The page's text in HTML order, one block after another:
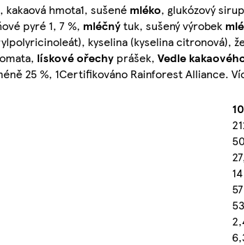
kakaová hmota1, sušené mléko, glukózový
pyré 1, 7 %, mléčnýtuk, sušený výrobek
kyselina (kyselina citronová),
lískové ořechy prášek, Vedle
25 %, 1Certifikováno Rainforest Alliance.
14
57